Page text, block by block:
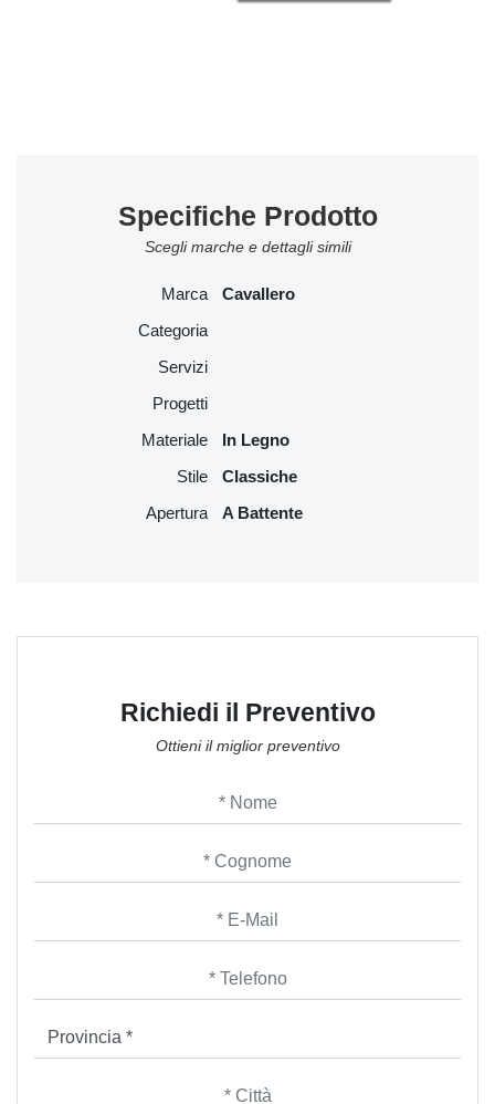
Richiedi il Preventivo
Ottieni il miglior preventivo
Specifiche Prodotto
Scegli marche e dettagli simili
Marca Cavallero
Categoria
Servizi
Progetti
Materiale In Legno
Stile Classiche
Apertura A Battente